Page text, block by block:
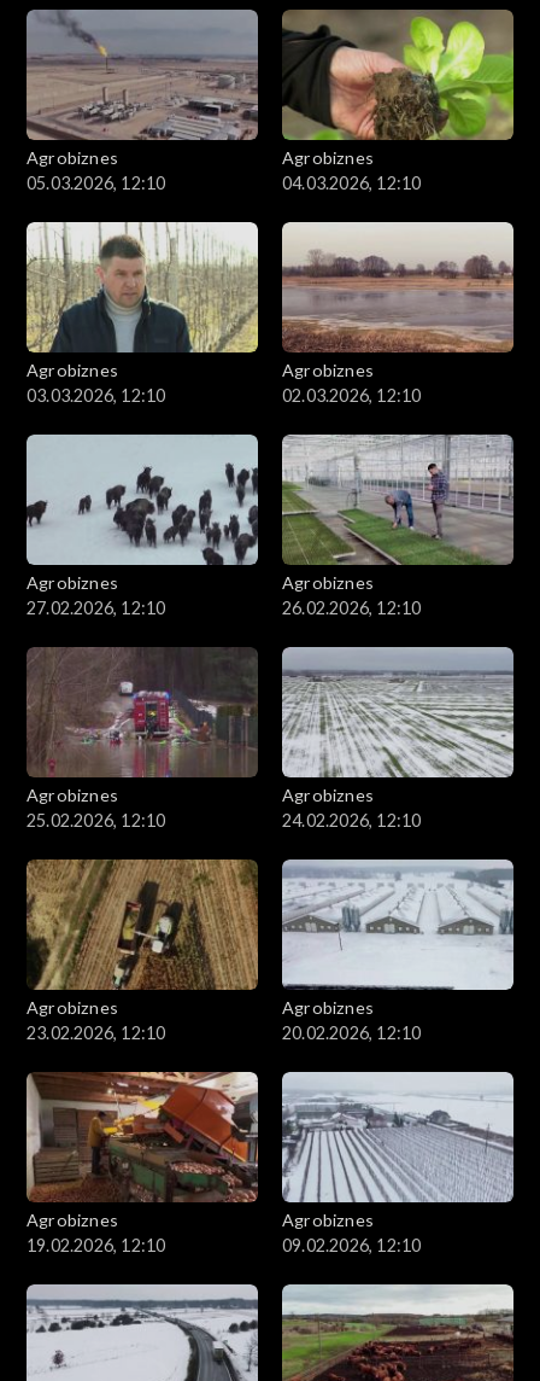
Agrobiznes
05.03.2026, 12:10
Agrobiznes
04.03.2026, 12:10
Agrobiznes
03.03.2026, 12:10
Agrobiznes
02.03.2026, 12:10
Agrobiznes
27.02.2026, 12:10
Agrobiznes
26.02.2026, 12:10
Agrobiznes
25.02.2026, 12:10
Agrobiznes
24.02.2026, 12:10
Agrobiznes
23.02.2026, 12:10
Agrobiznes
20.02.2026, 12:10
Agrobiznes
19.02.2026, 12:10
Agrobiznes
09.02.2026, 12:10